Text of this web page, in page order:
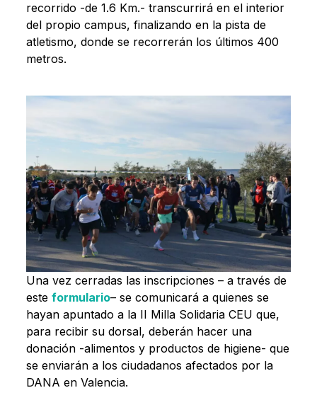
recorrido -de 1.6 Km.- transcurrirá en el interior
del propio campus, finalizando en la pista de
atletismo, donde se recorrerán los últimos 400
metros.
Una vez cerradas las inscripciones – a través de
este formulario– se comunicará a quienes se
hayan apuntado a la II Milla Solidaria CEU que,
para recibir su dorsal, deberán hacer una
donación -alimentos y productos de higiene- que
se enviarán a los ciudadanos afectados por la
DANA en Valencia.